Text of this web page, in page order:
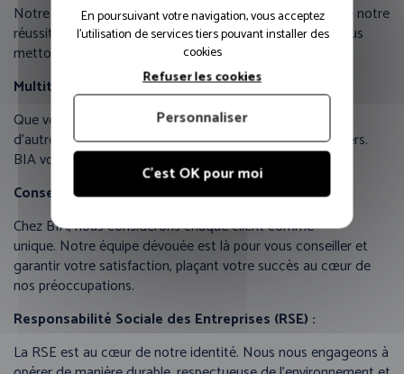
Notre équipe nombreuse et expérimentée est le cœur de notre
réussite. Rassemblant des professionnels passionnés, nous
mettons à votre disposition un savoir-faire exceptionnel.
Multitude de métiers :
Que vous opériez dans la construction, la fabrication ou
d’autres secteurs, nous couvrons une multitude de métiers.
BIA vous équipe, quel que soit votre domaine d’activité.
Conseils personnalisés et satisfaction client :
Chez BIA, nous considérons chaque client comme
unique. Notre équipe dévouée est là pour vous conseiller et
garantir votre satisfaction, plaçant votre succès au cœur de
nos préoccupations.
Responsabilité Sociale des Entreprises (RSE) :
La RSE est au cœur de notre identité. Nous nous engageons à
En poursuivant votre navigation, vous acceptez
l'utilisation de services tiers pouvant installer des
cookies
C'est OK pour moi
Refuser les cookies
Personnaliser